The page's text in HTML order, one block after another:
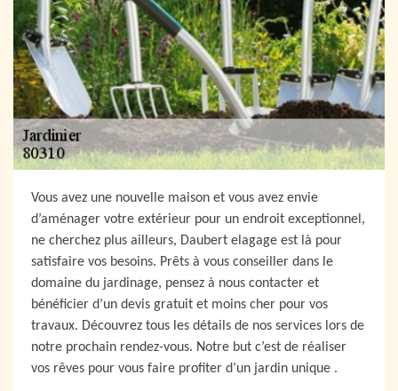
Vous avez une nouvelle maison et vous avez envie
d’aménager votre extérieur pour un endroit exceptionnel,
ne cherchez plus ailleurs, Daubert elagage est là pour
satisfaire vos besoins. Prêts à vous conseiller dans le
domaine du jardinage, pensez à nous contacter et
bénéficier d’un devis gratuit et moins cher pour vos
travaux. Découvrez tous les détails de nos services lors de
notre prochain rendez-vous. Notre but c’est de réaliser
vos rêves pour vous faire profiter d’un jardin unique .